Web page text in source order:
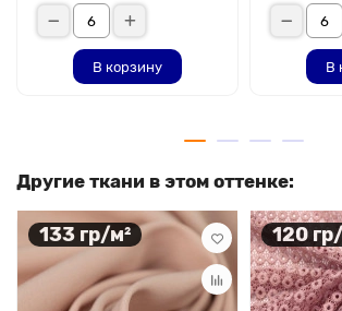
В корзину В
Другие ткани в этом оттенке:
133 гр/м² 120